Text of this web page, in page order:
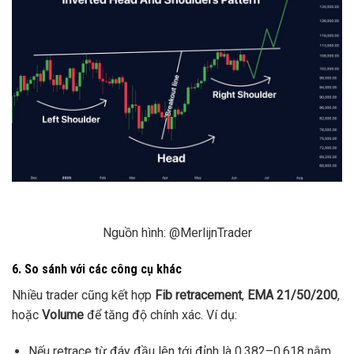
Nguồn hình: @MerlijnTrader
6. So sánh với các công cụ khác
Nhiều trader cũng kết hợp Fib retracement, EMA 21/50/200,
hoặc Volume để tăng độ chính xác. Ví dụ: